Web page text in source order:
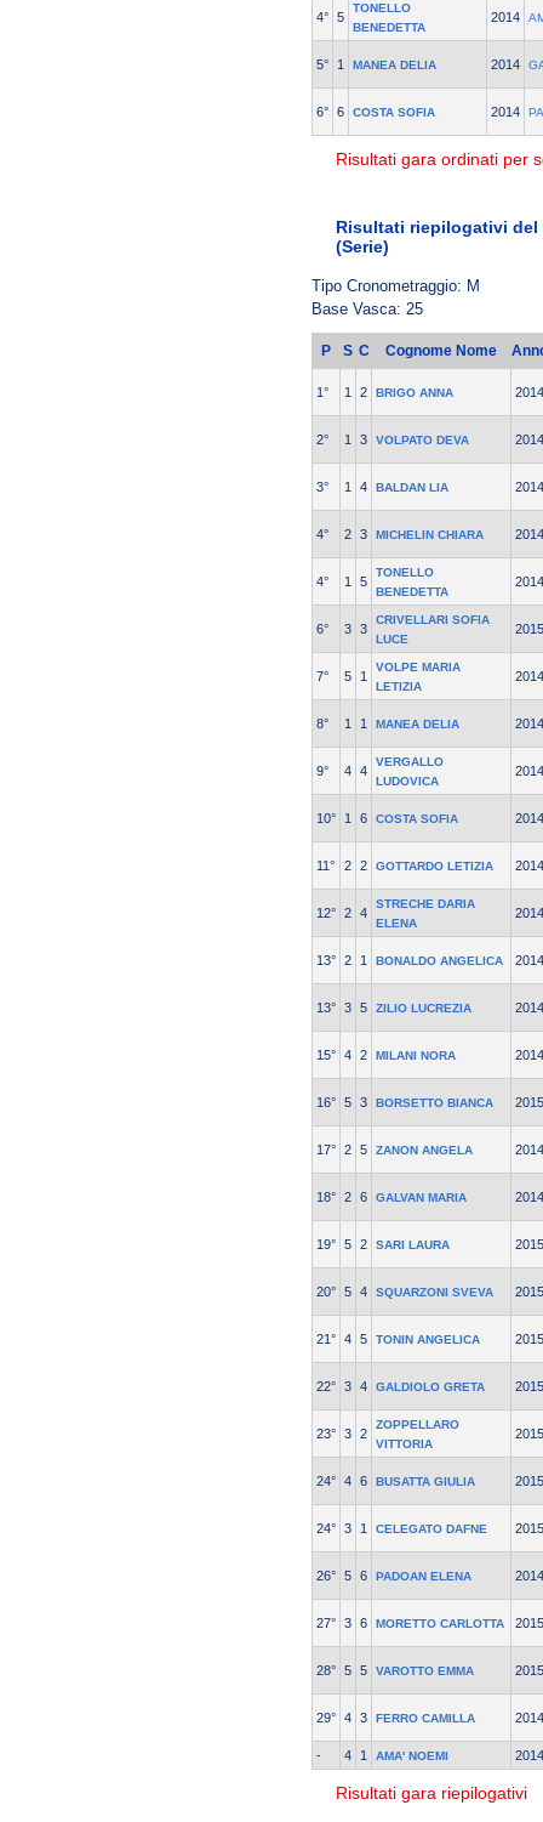
4° 5
TONELLO
BENEDETTA
2014
5° 1 MANEA DELIA 2014
6° 6 COSTA SOFIA 2014
Risultati gara ordinati per
Risultati riepilogativi del
(Serie)
Tipo Cronometraggio: M
Base Vasca: 25
P S C Cognome Nome
1° 1 2 BRIGO ANNA 2014
2° 1 3 VOLPATO DEVA 2014
3° 1 4 BALDAN LIA 2014
4° 2 3 MICHELIN CHIARA 2014
4° 1 5
TONELLO
BENEDETTA
2014
6° 3 3
CRIVELLARI SOFIA
LUCE
2015
7° 5 1
VOLPE MARIA
LETIZIA
2014
8° 1 1 MANEA DELIA 2014
9° 4 4
VERGALLO
LUDOVICA
2014
10° 1 6 COSTA SOFIA 2014
11° 2 2 GOTTARDO LETIZIA 2014
12° 2 4
STRECHE DARIA
ELENA
2014
13° 2 1 BONALDO ANGELICA 2014
13° 3 5 ZILIO LUCREZIA 2014
15° 4 2 MILANI NORA 2014
16° 5 3 BORSETTO BIANCA 2015
17° 2 5 ZANON ANGELA 2014
18° 2 6 GALVAN MARIA 2014
19° 5 2 SARI LAURA 2015
20° 5 4 SQUARZONI SVEVA 2015
21° 4 5 TONIN ANGELICA 2015
22° 3 4 GALDIOLO GRETA 2015
23° 3 2
ZOPPELLARO
VITTORIA
2015
24° 4 6 BUSATTA GIULIA 2015
24° 3 1 CELEGATO DAFNE 2015
26° 5 6 PADOAN ELENA 2014
27° 3 6 MORETTO CARLOTTA 2015
28° 5 5 VAROTTO EMMA 2015
29° 4 3 FERRO CAMILLA 2014
- 4 1 AMA' NOEMI 2014
Risultati gara riepilogativi